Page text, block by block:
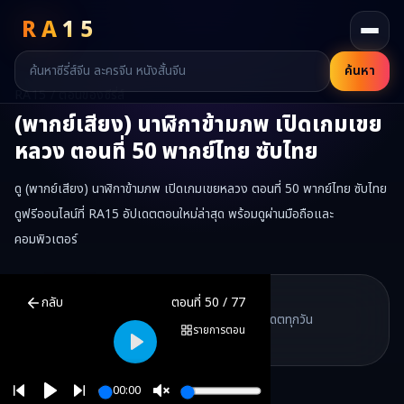
RA15
ค้นหา
RA15 / ตอนของซีรี่ส์
(พากย์เสียง) นาฬิกาข้ามภพ เปิดเกมเขย
หลวง ตอนที่ 50พากย์ไทย ซับไทย
ดู (พากย์เสียง) นาฬิกาข้ามภพ เปิดเกมเขยหลวง ตอนที่ 50 พากย์ไทย ซับไทย
ดูฟรีออนไลน์ที่ RA15 อัปเดตตอนใหม่ล่าสุด พร้อมดูผ่านมือถือและ
คอมพิวเตอร์
กลับ ตอนที่ 50 / 77
รายการตอน
00:00
Play
พากย์ไทย ซับ
RA15 เป็นเว็บไซต์ดูซีรี่ส์จีนออนไลน์ฟรี ที่รวบรวมหนังจีน ละครจีน มิ
RA15 Drama
RA15 Drama
รวมซีรี่ส์จีน ละครสั้น หนังแนวตั้ง พากย์ไทย อัปเดตทุกวัน
RA15 Drama